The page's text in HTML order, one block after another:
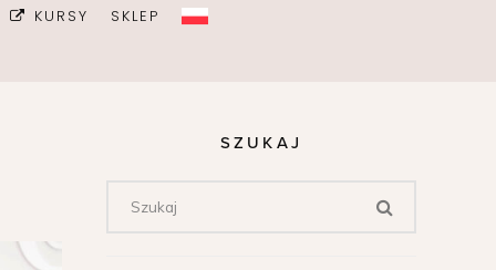
DZIEĆMI
KURSY SKLEP
SZUKAJ